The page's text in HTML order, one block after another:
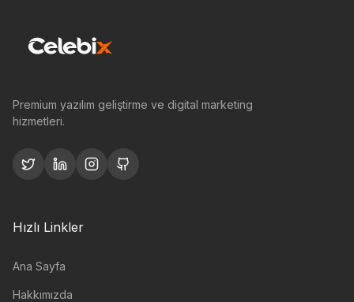
Premium yazılım geliştirme ve digital marketing
hizmetleri.
Hızlı Linkler
Ana Sayfa
Hakkımızda